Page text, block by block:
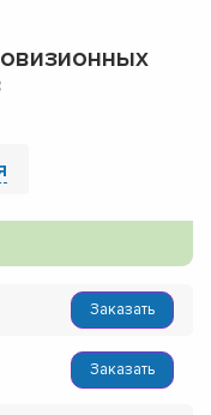
Заказать
Заказать